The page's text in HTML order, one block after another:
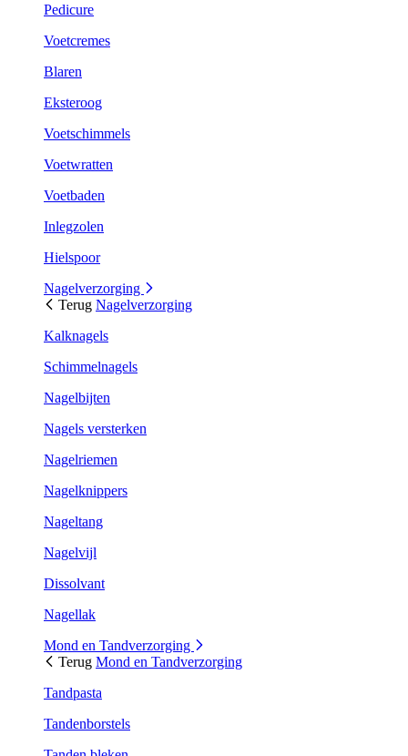
Pedicure
Voetcremes
Blaren
Eksteroog
Voetschimmels
Voetwratten
Voetbaden
Inlegzolen
Hielspoor
Nagelverzorging
Terug Nagelverzorging
Kalknagels
Schimmelnagels
Nagelbijten
Nagels versterken
Nagelriemen
Nagelknippers
Nageltang
Nagelvijl
Dissolvant
Nagellak
Mond en Tandverzorging
Terug Mond en Tandverzorging
Tandpasta
Tandenborstels